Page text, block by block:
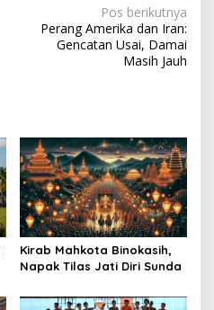
Pos berikutnya
Perang Amerika dan Iran:
Gencatan Usai, Damai
Masih Jauh
Kirab Mahkota Binokasih,
Napak Tilas Jati Diri Sunda